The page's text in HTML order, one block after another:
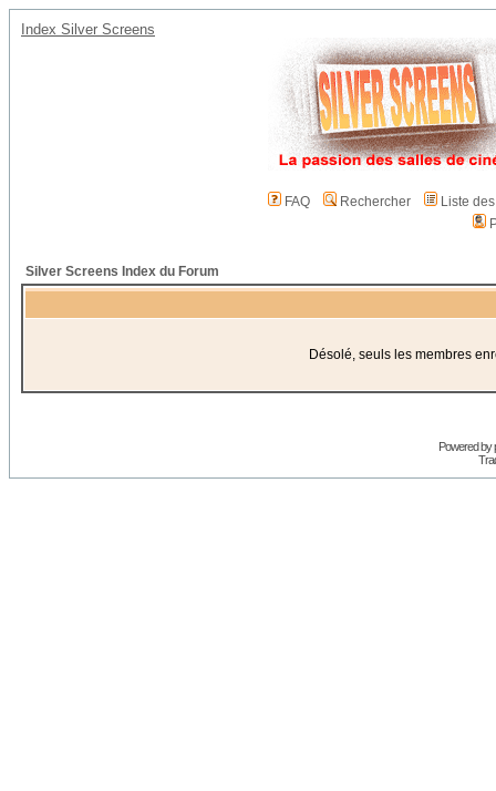
Index Silver Screens
FAQ Rechercher
Liste
Silver Screens Index du Forum
Désolé, seuls les membres
Powered by